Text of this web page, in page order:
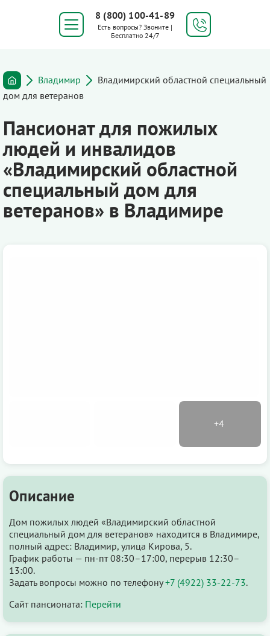
8 (800) 100-41-89
Есть вопросы? Звоните |
Бесплатно 24/7
Владимир
Владимирский областной специальный
дом для ветеранов
Пансионат для пожилых
людей и инвалидов
«Владимирский областной
специальный дом для
ветеранов» в Владимире
Описание
Дом пожилых людей «Владимирский областной
специальный дом для ветеранов» находится в Владимире,
полный адрес: Владимир, улица Кирова, 5.
График работы — пн-пт 08:30–17:00, перерыв 12:30–
13:00.
Задать вопросы можно по телефону+7 (4922) 33-22-73.
Сайт пансионата: Перейти